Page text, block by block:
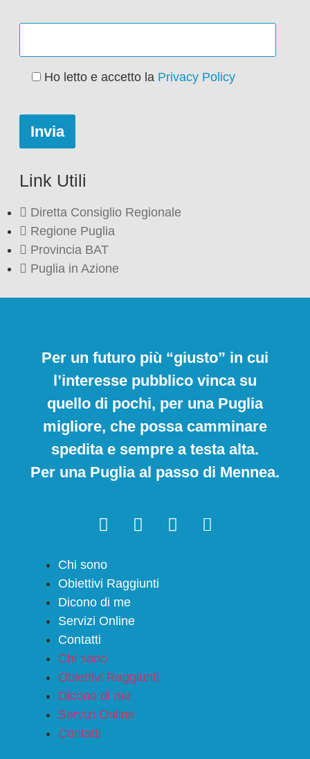
Ho letto e accetto la Privacy Policy
Link Utili
Diretta Consiglio Regionale
Regione Puglia
Provincia BAT
Puglia in Azione
Per un futuro più “giusto” in cui
l’interesse pubblico vinca su
quello di pochi, per una Puglia
migliore, che possa camminare
spedita e sempre a testa alta.
Per una Puglia al passo di Mennea.
Chi sono
Obiettivi Raggiunti
Dicono di me
Servizi Online
Contatti
Chi sono
Obiettivi Raggiunti
Dicono di me
Servizi Online
Contatti